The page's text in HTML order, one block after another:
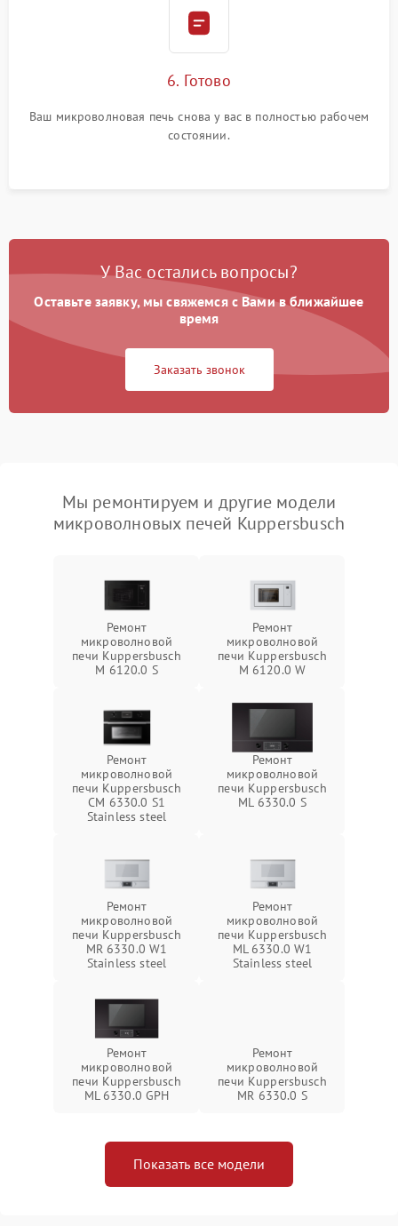
6. Готово
Ваш микроволновая печь снова у вас в полностью рабочем
состоянии.
У Вас остались вопросы?
Оставьте заявку, мы свяжемся с Вами в ближайшее
время
Заказать звонок
Мы ремонтируем и другие модели
микроволновых печей Kuppersbusch
Ремонт
микроволновой
печи Kuppersbusch
M 6120.0 S
Ремонт
микроволновой
печи Kuppersbusch
M 6120.0 W
Ремонт
микроволновой
печи Kuppersbusch
CM 6330.0 S1
Stainless steel
Ремонт
микроволновой
печи Kuppersbusch
ML 6330.0 S
Ремонт
микроволновой
печи Kuppersbusch
MR 6330.0 W1
Stainless steel
Ремонт
микроволновой
печи Kuppersbusch
ML 6330.0 W1
Stainless steel
Ремонт
микроволновой
печи Kuppersbusch
ML 6330.0 GPH
Ремонт
микроволновой
печи Kuppersbusch
MR 6330.0 S
Показать все модели